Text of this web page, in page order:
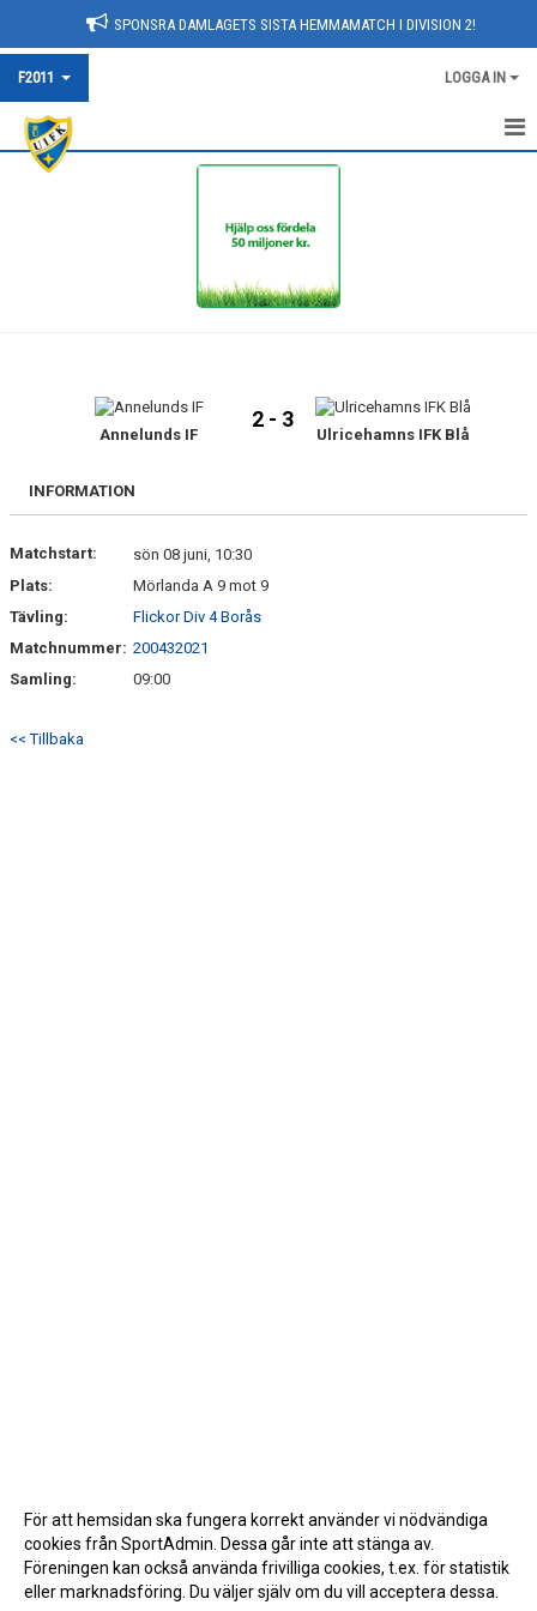
SPONSRA DAMLAGETS SISTA HEMMAMATCH I DIVISION 2!
F2011 LOGGA IN
HEM
BILDGALLERI
DOKUMENT
Annelunds IF
2 - 3
Ulricehamns IFK Blå
INFORMATION
Matchstart:
sön 08 juni, 10:30
Plats:
Mörlanda A 9 mot 9
Tävling:
Flickor Div 4 Borås
Matchnummer: 200432021
Samling:
09:00
<< Tillbaka
För att hemsidan ska fungera korrekt använder vi nödvändiga
cookies från SportAdmin. Dessa går inte att stänga av.
Föreningen kan också använda frivilliga cookies, t.ex. för statistik
eller marknadsföring. Du väljer själv om du vill acceptera dessa.